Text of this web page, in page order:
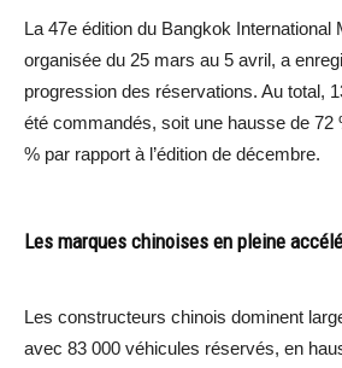
La 47e édition du Bangkok International
organisée du 25 mars au 5 avril, a
progression des réservations. Au total,
été commandés, soit une hausse de 72
% par rapport à l’édition de décembre.
Les marques chinoises en pleine
Les constructeurs chinois dominent
avec 83 000 véhicules réservés, en